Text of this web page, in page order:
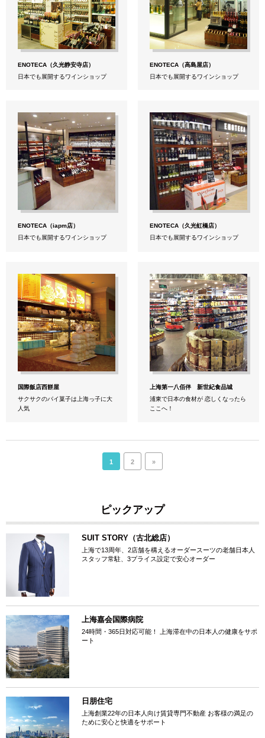
ENOTECA（久光静安寺店）
日本でも展開するワインショップ
ENOTECA（高島屋店）
日本でも展開するワインショップ
ENOTECA（iapm店）
日本でも展開するワインショップ
ENOTECA（久光虹橋店）
日本でも展開するワインショップ
国際飯店西餅屋
サクサクのパイ菓子は上海っ子に大
人気
上海第一八佰伴 新世紀食品城
浦東で日本の食材が 恋しくなったら
ここへ！
1 2 »
ピックアップ
SUIT STORY（古北総店）
上海で13周年、2店舗を構えるオーダースーツの老舗日本人
スタッフ常駐、3プライス設定で安心オーダー
上海嘉会国際病院
24時間・365日対応可能！ 上海滞在中の日本人の健康をサポ
ート
日朋住宅
上海創業22年の日本人向け賃貸専門不動産 お客様の満足の
ために安心と快適をサポート